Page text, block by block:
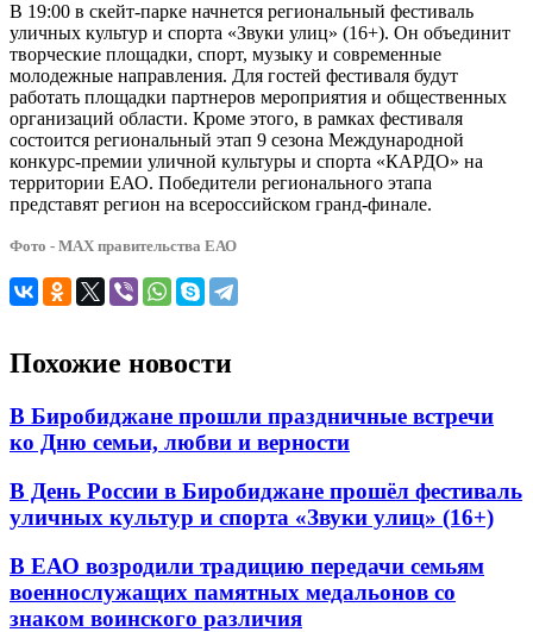
В 19:00 в скейт-парке начнется региональный фестиваль
уличных культур и спорта «Звуки улиц» (16+). Он объединит
творческие площадки, спорт, музыку и современные
молодежные направления. Для гостей фестиваля будут
работать площадки партнеров мероприятия и общественных
организаций области. Кроме этого, в рамках фестиваля
состоится региональный этап 9 сезона Международной
конкурс-премии уличной культуры и спорта «КАРДО» на
территории ЕАО. Победители регионального этапа
представят регион на всероссийском гранд-финале.
Фото - МАХ правительства ЕАО
Похожие новости
В Биробиджане прошли праздничные встречи
ко Дню семьи, любви и верности
В День России в Биробиджане прошёл фестиваль
уличных культур и спорта «Звуки улиц» (16+)
В ЕАО возродили традицию передачи семьям
военнослужащих памятных медальонов со
знаком воинского различия